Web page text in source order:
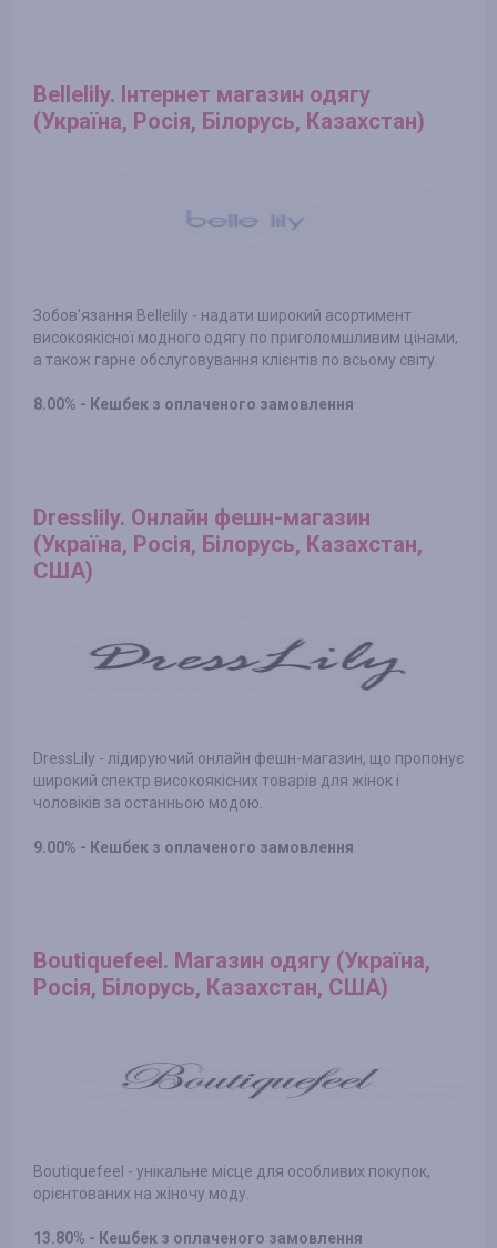
Bellelily. Інтернет магазин одягу
(Україна, Росія, Білорусь, Казахстан)
Зобов'язання Bellelily - надати широкий асортимент
високоякісної модного одягу по приголомшливим цінами,
а також гарне обслуговування клієнтів по всьому світу.
8.00% - Кешбек з оплаченого замовлення
Dresslily. Онлайн фешн-магазин
(Україна, Росія, Білорусь, Казахстан,
США)
DressLily - лідируючий онлайн фешн-магазин, що пропонує
широкий спектр високоякісних товарів для жінок і
чоловіків за останньою модою.
9.00% - Кешбек з оплаченого замовлення
Boutiquefeel. Магазин одягу (Україна,
Росія, Білорусь, Казахстан, США)
Boutiquefeel - унікальне місце для особливих покупок,
орієнтованих на жіночу моду.
13.80% - Кешбек з оплаченого замовлення